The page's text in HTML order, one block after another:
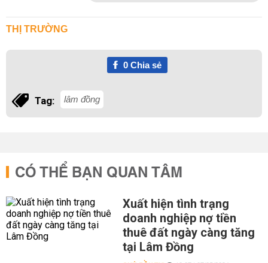
THỊ TRƯỜNG
0Chia sẻ
Tag: lâm đồng
CÓ THỂ BẠN QUAN TÂM
Xuất hiện tình trạng
doanh nghiệp nợ tiền
thuê đất ngày càng tăng
tại Lâm Đồng